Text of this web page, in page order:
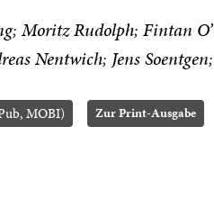
Moritz Rudolph Fintan
Nentwich Jens Soentgen
MOBI) Zur Print-Ausgabe